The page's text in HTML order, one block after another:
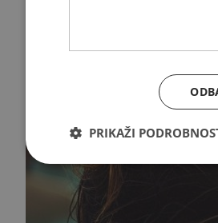
PRIKAŽI